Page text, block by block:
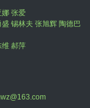
娜 张爱
锡林夫 张旭辉 陶德巴
维 郝萍